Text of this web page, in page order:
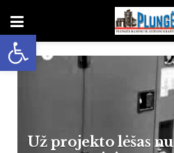
Open toolbar
Už projekto lėšas